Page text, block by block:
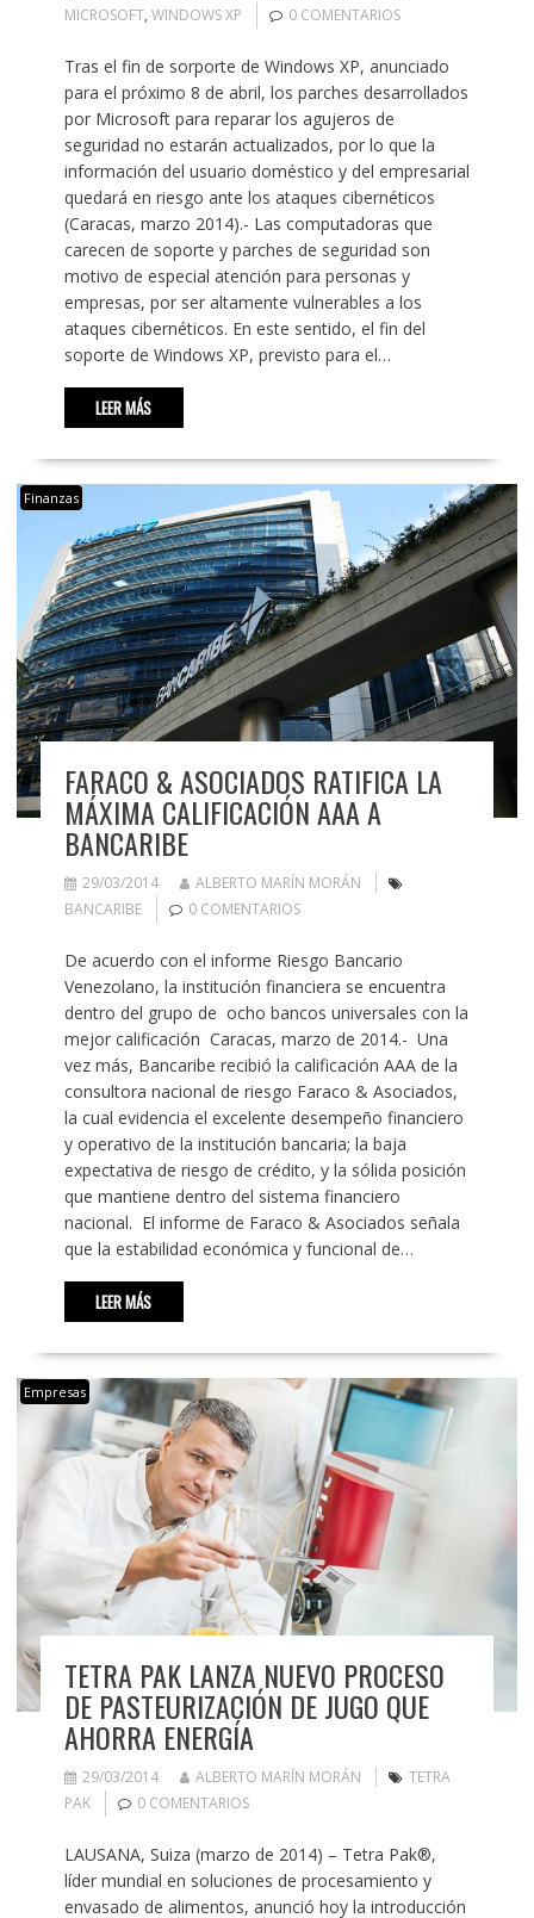
MICROSOFT, WINDOWS XP 0 COMENTARIOS
Tras el fin de sorporte de Windows XP, anunciado
para el próximo 8 de abril, los parches desarrollados
por Microsoft para reparar los agujeros de
seguridad no estarán actualizados, por lo que la
información del usuario doméstico y del empresarial
quedará en riesgo ante los ataques cibernéticos
(Caracas, marzo 2014).- Las computadoras que
carecen de soporte y parches de seguridad son
motivo de especial atención para personas y
empresas, por ser altamente vulnerables a los
ataques cibernéticos. En este sentido, el fin del
soporte de Windows XP, previsto para el…
LEER MÁS
Finanzas
FARACO & ASOCIADOS RATIFICA LA
MÁXIMA CALIFICACIÓN AAA A
BANCARIBE
29/03/2014
ALBERTO MARÍN MORÁN
BANCARIBE
0 COMENTARIOS
De acuerdo con el informe Riesgo Bancario
Venezolano, la institución financiera se encuentra
dentro del grupo de ocho bancos universales con la
mejor calificación Caracas, marzo de 2014.- Una
vez más, Bancaribe recibió la calificación AAA de la
consultora nacional de riesgo Faraco & Asociados,
la cual evidencia el excelente desempeño financiero
y operativo de la institución bancaria; la baja
expectativa de riesgo de crédito, y la sólida posición
que mantiene dentro del sistema financiero
nacional. El informe de Faraco & Asociados señala
que la estabilidad económica y funcional de…
LEER MÁS
Empresas
TETRA PAK LANZA NUEVO PROCESO
DE PASTEURIZACIÓN DE JUGO QUE
AHORRA ENERGÍA
29/03/2014 ALBERTO MARÍN MORÁN
TETRA
PAK
0 COMENTARIOS
LAUSANA, Suiza (marzo de 2014) – Tetra Pak®,
líder mundial en soluciones de procesamiento y
envasado de alimentos, anunció hoy la introducción